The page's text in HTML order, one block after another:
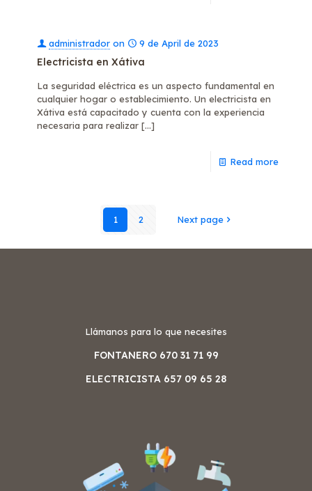
administrador on 9 de April de 2023
Electricista en Xátiva
La seguridad eléctrica es un aspecto fundamental en
cualquier hogar o establecimiento. Un electricista en
Xátiva está capacitado y cuenta con la experiencia
necesaria para realizar […]
Read more
1 2 Next page
Llámanos para lo que necesites
FONTANERO 670 31 71 99
ELECTRICISTA 657 09 65 28